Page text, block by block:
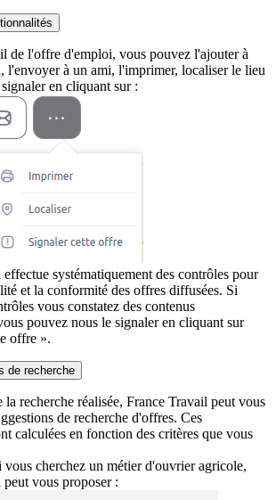
de l'offre d'emploi, vous pouvez l'ajouter à
l'envoyer à un ami, l'imprimer, localiser le lieu
en cliquant sur :
systématiquement des contrôles pour
et la conformité des offres diffusées. Si
vous constatez des contenus
pouvez nous le signaler en cliquant sur
offre ».
de recherche
recherche réalisée, France Travail peut vous
de recherche d'offres. Ces
calculées en fonction des critères que vous
vous cherchez un métier d'ouvrier agricole,
vous proposer :